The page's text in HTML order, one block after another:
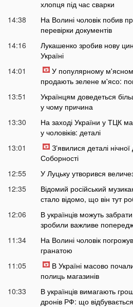
хлопця під час сварки
14:38
На Волині чоловік побив
перевірки документів
14:16
Лукашенко зробив нову
Україні
14:01
У популярному
продають зелене м'ясо:
13:51
Українцям доведеться
у чому причина
13:30
На заході України у ТЦК
у чоловіків: деталі
13:01
Зʼявилися деталі
Соборності
12:55
У Луцьку утворився
12:35
Відомий російський
стало відомо, що він тут
12:06
В українців можуть
зробили важливе
11:34
На Волині чоловік
гранатою
11:05
В Україні масово
полиць магазинів
10:33
В українців вимагають
дронів РФ: що відбувається